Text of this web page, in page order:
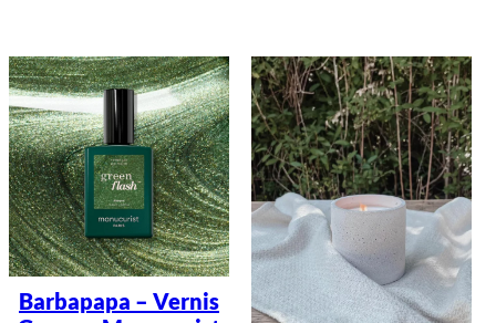
Barbapapa – Vernis